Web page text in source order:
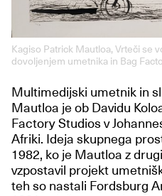
Kagiso Patrick Mautloa, Vrteči se
dovoljenjem umetnika in Bag
Multimedijski umetnik in
Mautloa je ob Davidu
Factory Studios v
Afriki. Ideja skupnega
1982, ko je Mautloa z
vzpostavil projekt
teh so nastali Fordsburg